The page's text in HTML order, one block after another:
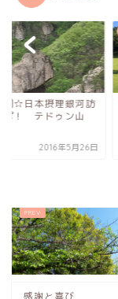
洞☆日本摂理銀河訪
ポ！ テドゥン山
2016年5月26日
感謝と喜び